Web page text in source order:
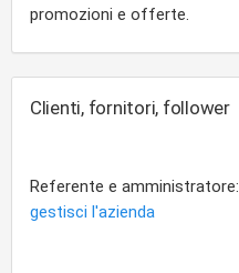
promozioni e offerte.
Clienti, fornitori, follower
Referente e amministratore:
gestisci l'azienda